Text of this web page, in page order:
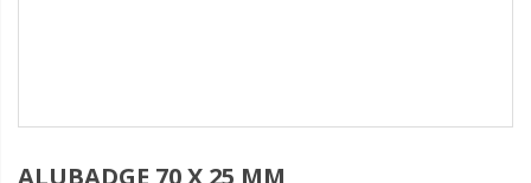
ALUBADGE 70 X 25 MM